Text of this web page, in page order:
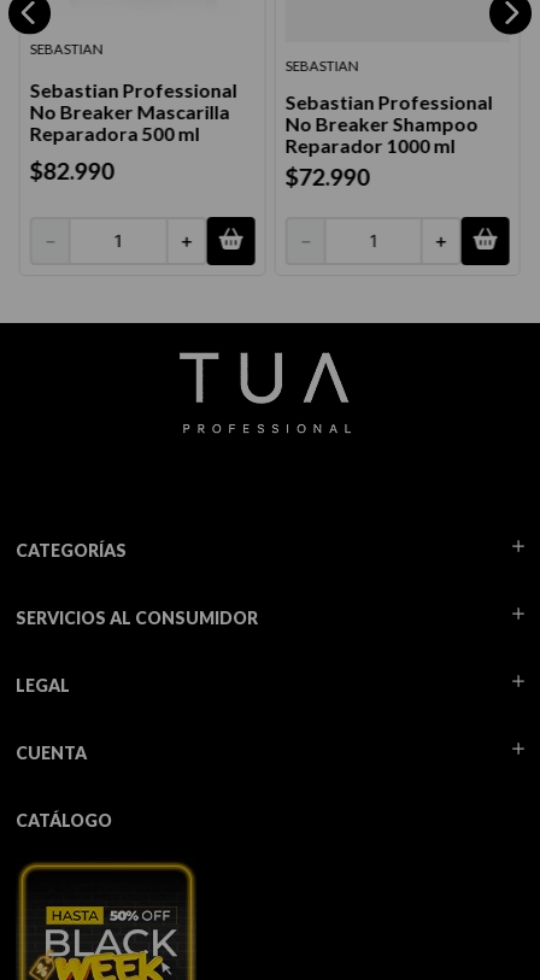
SEBASTIAN
Sebastian Professional
No Breaker Mascarilla
Reparadora 500 ml
$82.990
＋
－
SEBASTIAN
Sebastian Professional
No Breaker Shampoo
Reparador 1000 ml
$72.990
＋
－
CATEGORÍAS
SERVICIOS AL CONSUMIDOR
LEGAL
CUENTA
CATÁLOGO